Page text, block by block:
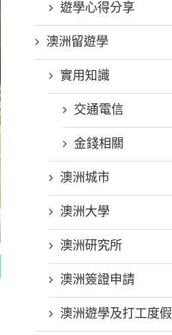
遊學心得分享
澳洲留遊學
實用知識
交通電信
金錢相關
澳洲城市
澳洲大學
澳洲研究所
澳洲簽證申請
澳洲遊學及打工度假